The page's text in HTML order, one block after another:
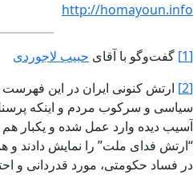
http://homayoun.info
[1] گفت‌وگو با آقای حبیب لاجوردی
[2]
ارتش کنونی ایران در این
سیاسی و سرکوب مردم و اینکه
آسیب دیده وارد عمل شده و یکبار هم
“ارتش فدای ملت” را نمایش دادند
در فساد حکومتی، مورد قدردانی و